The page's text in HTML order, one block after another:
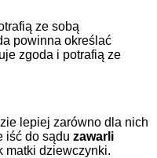
ze sobą
powinna określać
zgoda i potrafią ze
lepiej zarówno dla nich
iść do sądu zawarli
matki dziewczynki.